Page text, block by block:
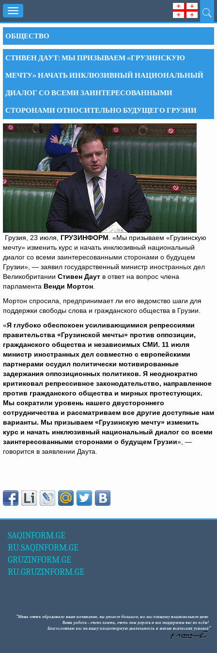
Toggle
navigation
ОБЩЕСТВО
СТИВЕН ДАУТ: МЫ ПРИЗЫВАЕМ «ГРУЗИНСКУЮ
МЕЧТУ» НАЧАТЬ ИНКЛЮЗИВНЫЙ НАЦИОНАЛЬНЫЙ
ДИАЛОГ СО ВСЕМИ ЗАИНТЕРЕСОВАННЫМИ
СТОРОНАМИ ОТНОСИТЕЛЬНО БУДУЩЕГО ГРУЗИИ
Грузия, 23 июля, ГРУЗИНФОРМ . «Мы призываем «Грузинскую
мечту» изменить курс и начать инклюзивный национальный
диалог со всеми заинтересованными сторонами о будущем
Грузии», — заявил государственный министр иностранных дел
Великобритании Стивен Даут в ответ на вопрос члена
парламента Венди Мортон
Мортон спросила, предпринимает ли его ведомство шаги для
поддержки свободы слова и гражданского общества в Грузии.
«Я глубоко обеспокоен усиливающимися репрессиями
правительства «Грузинской мечты» против оппозиции,
гражданского общества и независимых СМИ. 11 июля
министр иностранных дел совместно с европейскими
партнерами осудил политически мотивированные
задержания оппозиционных политиков. Я неоднократно
критиковал репрессивное законодательство, направленное
против гражданского общества и мирных протестующих.
Мы сократили уровень нашего двустороннего
сотрудничества и рассматриваем все другие доступные нам
варианты. Мы призываем «Грузинскую мечту» изменить
курс и начать инклюзивный национальный диалог со всеми
заинтересованными сторонами о будущем Грузии», —
говорится в заявлении Даута.
SAQINFORM.GE
RU.SAQINFORM.GE
GRUZINFORM.GE
RU.GRUZINFORM.GE